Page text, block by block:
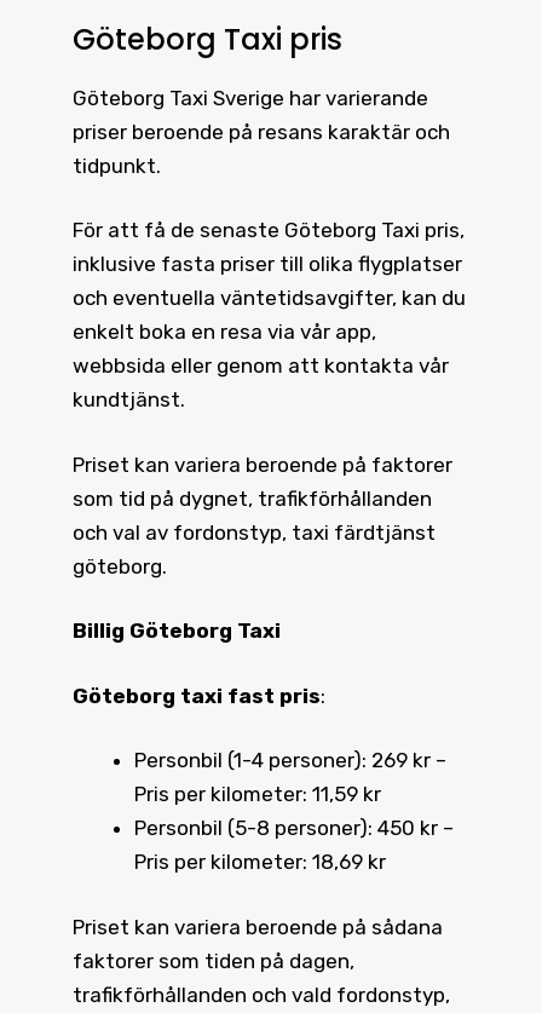
Göteborg Taxi pris
Göteborg Taxi Sverige har varierande
priser beroende på resans karaktär och
tidpunkt.
För att få de senaste Göteborg Taxi pris,
inklusive fasta priser till olika flygplatser
och eventuella väntetidsavgifter, kan du
enkelt boka en resa via vår app,
webbsida eller genom att kontakta vår
kundtjänst.
Priset kan variera beroende på faktorer
som tid på dygnet, trafikförhållanden
och val av fordonstyp, taxi färdtjänst
göteborg.
Billig Göteborg Taxi
Göteborg taxi fast pris:
Personbil (1-4 personer): 269 kr –
Pris per kilometer: 11,59 kr
Personbil (5-8 personer): 450 kr –
Pris per kilometer: 18,69 kr
Priset kan variera beroende på sådana
faktorer som tiden på dagen,
trafikförhållanden och vald fordonstyp,